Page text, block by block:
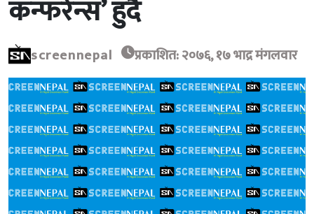
कन्फरेन्स’ हुँदै
screennepal प्रकाशित: २०७६, १७ भाद्र मंगलवार